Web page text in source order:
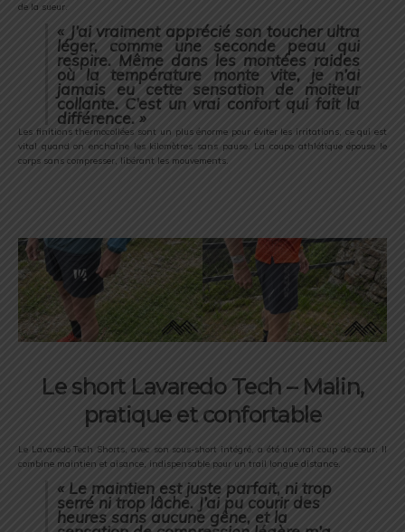
de la sueur.
« J’ai vraiment apprécié son toucher ultra
léger, comme une seconde peau qui
respire. Même dans les montées raides
où latempérature monte vite, je n’ai
jamais eu cettesensation de moiteur
collante. C’est un vrai confort qui fait la
différence. »
Les finitionsthermocollées sont un plus énorme pour éviter les irritations, cequiest
vital quand onenchaîne les kilomètres sans pause. Lacoupe athlétiqueépouse le
corps sans compresser, libérant les mouvements.
Le short Lavaredo Tech – Malin,
pratique et confortable
Le LavaredoTech Shorts, avec son sous-short intégré, a été unvrai coup decœur. Il
combine maintien et aisance, indispensable pour un trail longue distance.
« Le maintien est juste parfait, ni trop
serré ni trop lâche. J’ai pu courir des
heures sans aucune gêne, et la